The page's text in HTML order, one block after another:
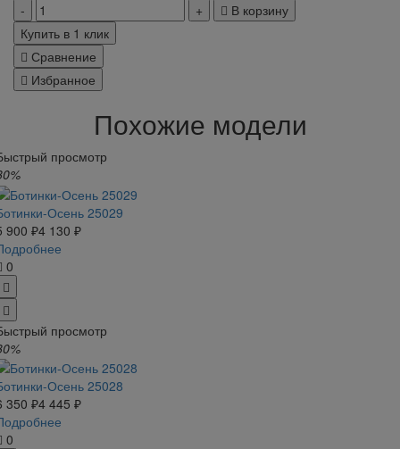
В корзину
Купить в 1 клик
Сравнение
Избранное
Похожие модели
просмотр
Осень 25029
900 ₽4 130 ₽
0
просмотр
Осень 25028
350 ₽4 445 ₽
0